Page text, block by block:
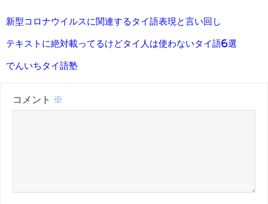
新型コロナウイルスに関連するタイ語表現と言い回し
テキストに絶対載ってるけどタイ人は使わないタイ語6選
でんいちタイ語塾
コメント ※